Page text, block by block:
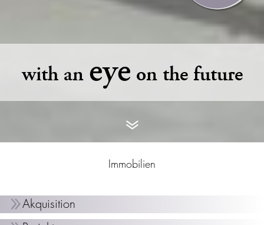
with an eye on the future
Immobilien
Akquisition